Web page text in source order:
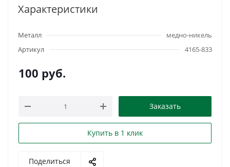
Характеристики
Металл
медно-никель
Артикул
4165-833
100 руб.
Заказать
Купить в 1 клик
Поделиться